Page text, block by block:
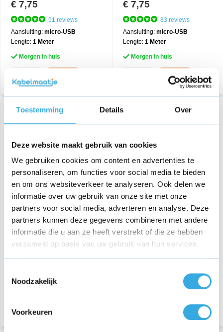
Toestemming Details Over
Deze website maakt gebruik van cookies
We gebruiken cookies om content en advertenties te
personaliseren, om functies voor social media te bieden
en om ons websiteverkeer te analyseren. Ook delen we
informatie over uw gebruik van onze site met onze
partners voor social media, adverteren en analyse. Deze
partners kunnen deze gegevens combineren met andere
informatie die u aan ze heeft verstrekt of die ze hebben
verzameld op basis van uw gebruik van hun services.
Noodzakelijk
Voorkeuren
€ 7,75
91 reviews
Aansluiting: micro-USB
Lengte: 1 Meter
Morgen in huis
€ 7,75
83 reviews
Aansluiting: micro-USB
Lengte: 1 Meter
Morgen in huis
Originele USB adapter 5V
Zwart
€ 12,95
Originele USB adapter 5V
Wit
€ 12,95